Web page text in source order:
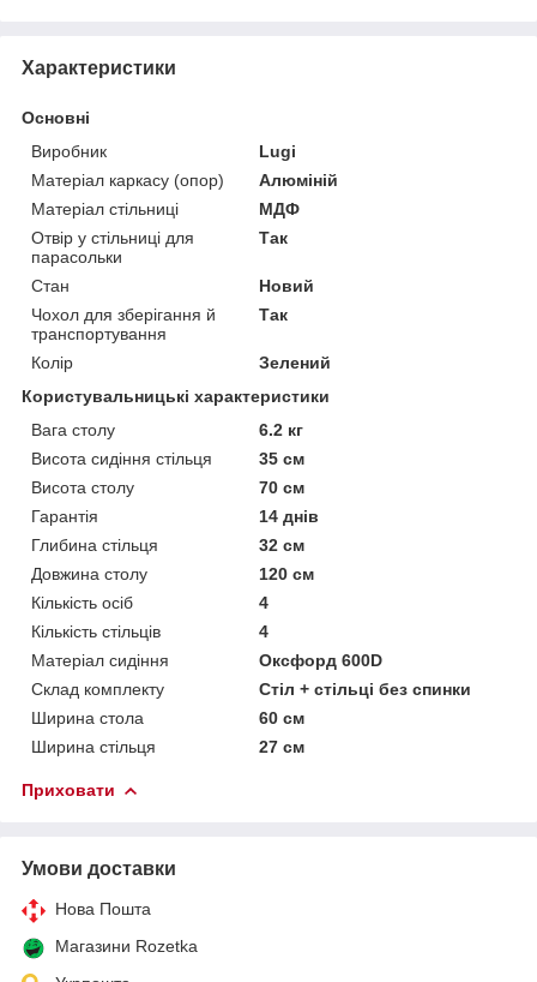
Характеристики
Основні
Виробник
Lugi
Матеріал каркасу (опор)
Алюміній
Матеріал стільниці
МДФ
Отвір у стільниці для
парасольки
Так
Стан
Новий
Чохол для зберігання й
транспортування
Так
Колір
Зелений
Користувальницькі характеристики
Вага столу
6.2 кг
Висота сидіння стільця
35 см
Висота столу
70 см
Гарантія
14 днів
Глибина стільця
32 см
Довжина столу
120 см
Кількість осіб
4
Кількість стільців
4
Матеріал сидіння
Оксфорд 600D
Склад комплекту
Стіл + стільці без спинки
Ширина стола
60 см
Ширина стільця
27 см
Приховати
Умови доставки
Нова Пошта
Магазини Rozetka